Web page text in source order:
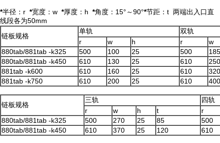
*半径：r *宽度：w *厚度：h *角度：15°～90°*节距：t 两端出入口直
线段各为50mm
链板规格
单轨
双轨
r
w h r
w
880tab/881tab -k325
500 100 25 500
185
880tab/881tab -k450
610 130 25 610
250
881tab -k600
610 160 25 610
320
881tab -k750
610 200 25 610 400
链板规格
三轨
四轨
r
w h t
r
880tab/881tab -k325
500 270 25 85
500
880tab/881tab -k450
610 370 25 120 610